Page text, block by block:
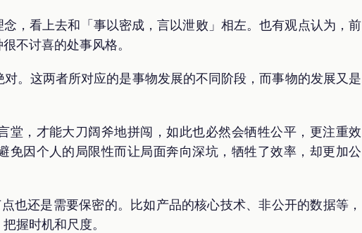
，看上去和「事以密成，言以泄败」相左。也有观点认为，前
不讨喜的处事风格。
。这两者所对应的是事物发展的不同阶段，而事物的发展又是
堂，才能大刀阔斧地拼闯，如此也必然会牺牲公平，更注重效
免因个人的局限性而让局面奔向深坑，牺牲了效率，却更加公
也还是需要保密的。比如产品的核心技术、非公开的数据等，
握时机和尺度。